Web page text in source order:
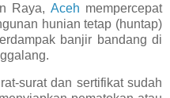
Raya, Aceh mempercepat
hunian tetap (huntap)
banjir bandang di
surat dan sertifikat sudah